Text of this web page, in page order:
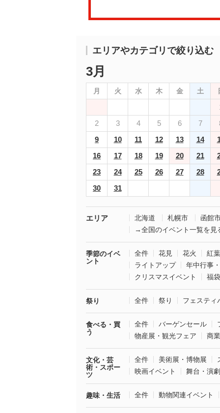
エリアやカテゴリで絞り込む
3月
月 火 水 木 金 土
2
3 4 5 6 7
9
10 11 12 13 14
16
17 18 19 20 21
23
24 25 26 27 28
30
31
エリア 北海道 札幌市
函館
→全国のイベント一覧を見
季節のイベ
ント
全件 花見 花火
紅葉
ライトアップ
年中行事
クリスマスイベント
福
祭り 全件 祭り フェスティ
食べる・買
う
全件 バーゲンセール
物産展・観光フェア
商
文化・芸
術・スポー
ツ
全件 美術展・博物展
映画イベント
舞台・演劇
趣味・生活 全件 動物関連イベント